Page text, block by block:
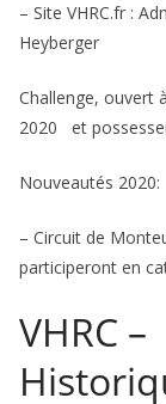
– Site
Heyberger
Challenge, ouvert
2020 et
Nouveautés 2020:
– Circuit de
participeront en
VHRC